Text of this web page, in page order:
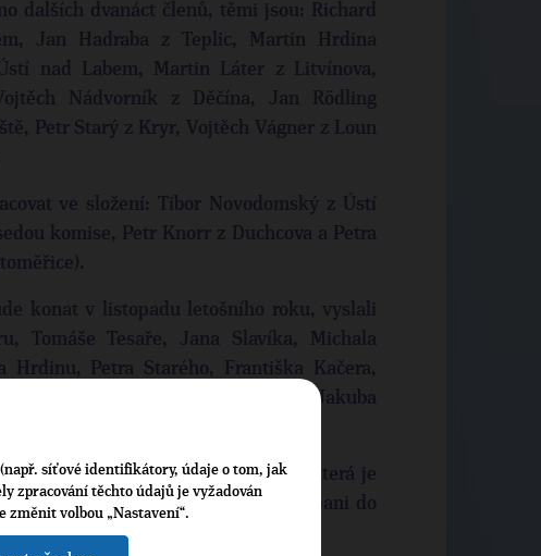
dalších dvanáct členů, těmi jsou: Richard
Jan Hadraba z Teplic, Martin Hrdina
nad Labem, Martin Láter z Litvínova,
Nádvorník z Děčína, Jan Rödling
Petr Starý z Kryr, Vojtěch Vágner z Loun
ve složení: Tibor Novodomský z Ústí
komise, Petr Knorr z Duchcova a Petra
konat v listopadu letošního roku, vyslali
Tomáše Tesaře, Jana Slavíka, Michala
Hrdinu, Petra Starého, Františka Kačera,
Jana Hadrabu, Petra Jiráska a Jakuba
a přejeme hodně štěstí v práci, která je
dnech je čeká práce v kampani do
do Krajských voleb.
síťové identifikátory, údaje o tom, jak
zpracování těchto údajů je vyžadován
změnit volbou „Nastavení“.